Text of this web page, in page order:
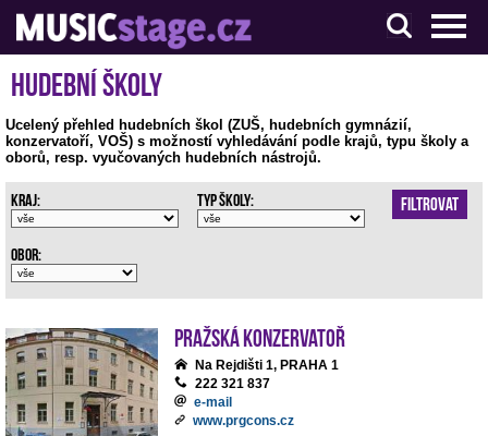
S muzikanty pro muzikanty
Hudební školy
Ucelený přehled hudebních škol (ZUŠ, hudebních gymnázií,
konzervatoří, VOŠ) s možností vyhledávání podle krajů, typu školy a
oborů, resp. vyučovaných hudebních nástrojů.
Filtrovat
Kraj: Typ školy:
Obor:
Pražská konzervatoř
Na Rejdišti 1, PRAHA 1
222 321 837
e-mail
www.prgcons.cz